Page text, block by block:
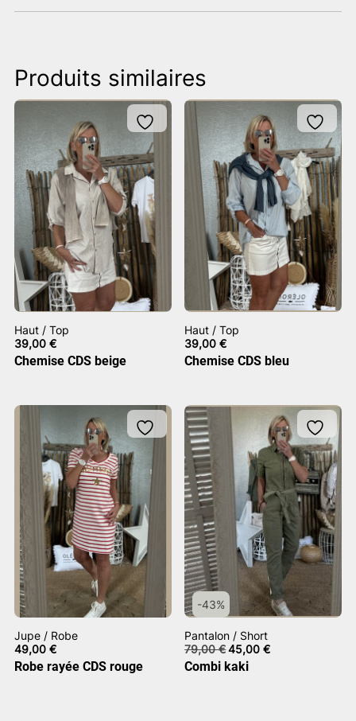
Produits similaires
Haut / Top
39,00 €
Chemise CDS beige
Haut / Top
39,00€
Chemise CDS bleu
Jupe / Robe
49,00 €
Robe rayée CDS rouge
-43%
Pantalon / Short
79,00€Le
prix
initial
45,00€Le
Combi kaki